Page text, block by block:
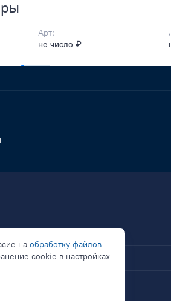
Арт:
не число ₽
на обработку файлов
cookie в настройках